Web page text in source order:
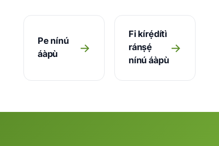
Pe nínú
áàpù
→
Fi kírẹ́dítì
ránṣẹ́
nínú áàpù
→